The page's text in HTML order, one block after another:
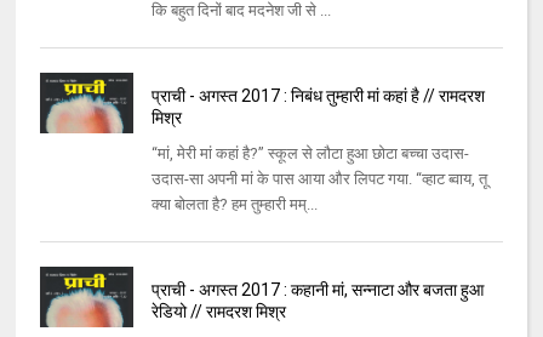
कि बहुत दिनों बाद मदनेश जी से ...
प्राची - अगस्त 2017 : निबंध तुम्हारी मां कहां है // रामदरश
मिश्र
‘‘मां, मेरी मां कहां है?’’ स्कूल से लौटा हुआ छोटा बच्चा उदास-
उदास-सा अपनी मां के पास आया और लिपट गया. ‘‘व्हाट ब्वाय, तू
क्या बोलता है? हम तुम्हारी मम्...
प्राची - अगस्त 2017 : कहानी मां, सन्नाटा और बजता हुआ
रेडियो // रामदरश मिश्र